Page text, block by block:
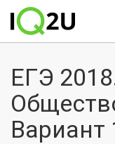
ЕГЭ
Вариант